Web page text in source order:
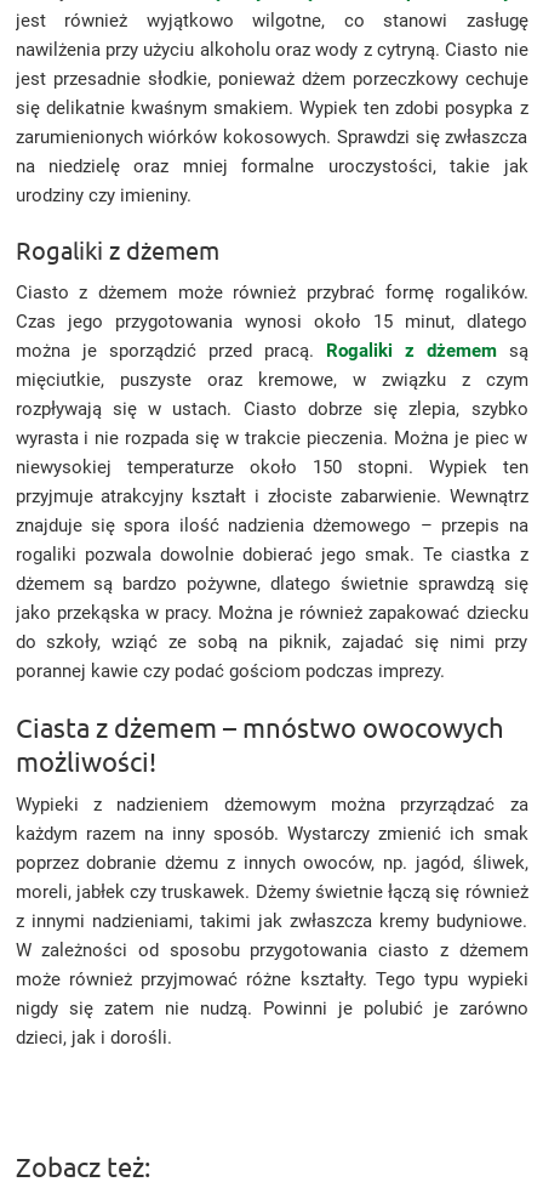
jest również wyjątkowo wilgotne, co stanowi zasługę
nawilżenia przy użyciu alkoholu oraz wody z cytryną. Ciasto nie
jest przesadnie słodkie, ponieważ dżem porzeczkowy cechuje
się delikatnie kwaśnym smakiem. Wypiek ten zdobi posypka z
zarumienionych wiórków kokosowych. Sprawdzi się zwłaszcza
na niedzielę oraz mniej formalne uroczystości, takie jak
urodziny czy imieniny.
Rogaliki z dżemem
Ciasto z dżemem może również przybrać formę rogalików.
Czas jego przygotowania wynosi około 15 minut, dlatego
można je sporządzić przed pracą.
Rogaliki z dżememsą
mięciutkie, puszyste oraz kremowe, w związku z czym
rozpływają się w ustach. Ciasto dobrze się zlepia, szybko
wyrasta i nie rozpada się w trakcie pieczenia. Można je piec w
niewysokiej temperaturze około 150 stopni. Wypiek ten
przyjmuje atrakcyjny kształt i złociste zabarwienie. Wewnątrz
znajduje się spora ilość nadzienia dżemowego – przepis na
rogaliki pozwala dowolnie dobierać jego smak. Te ciastka z
dżemem są bardzo pożywne, dlatego świetnie sprawdzą się
jako przekąska w pracy. Można je również zapakować dziecku
do szkoły, wziąć ze sobą na piknik, zajadać się nimi przy
porannej kawie czy podać gościom podczas imprezy.
Ciasta z dżemem – mnóstwo owocowych
możliwości!
Wypieki z nadzieniem dżemowym można przyrządzać za
każdym razem na inny sposób. Wystarczy zmienić ich smak
poprzez dobranie dżemu z innych owoców, np. jagód, śliwek,
moreli, jabłek czy truskawek. Dżemy świetnie łączą się również
z innymi nadzieniami, takimi jak zwłaszcza kremy budyniowe.
W zależności od sposobu przygotowania ciasto z dżemem
może również przyjmować różne kształty. Tego typu wypieki
nigdy się zatem nie nudzą. Powinni je polubić je zarówno
dzieci, jak i dorośli.
Zobacz też: